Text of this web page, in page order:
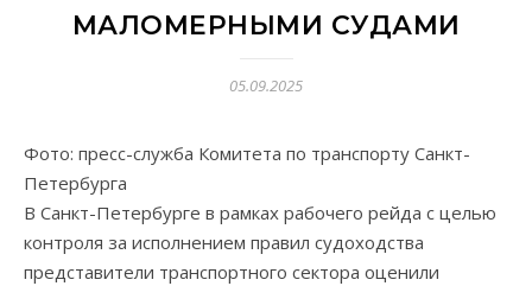
МАЛОМЕРНЫМИ СУДАМИ
05.09.2025
Фото: пресс-служба Комитета по транспорту Санкт-
Петербурга
В Санкт-Петербурге в рамках рабочего рейда с целью
контроля за исполнением правил судоходства
представители транспортного сектора оценили